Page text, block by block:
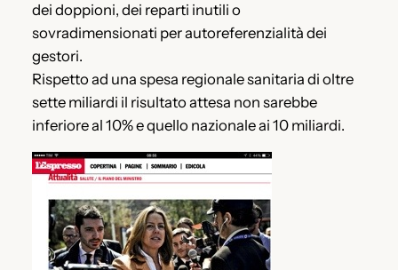
dei doppioni, dei reparti inutili o
sovradimensionati per autoreferenzialità dei
gestori.
Rispetto ad una spesa regionale sanitaria di oltre
sette miliardi il risultato attesa non sarebbe
inferiore al 10% e quello nazionale ai 10 miliardi.